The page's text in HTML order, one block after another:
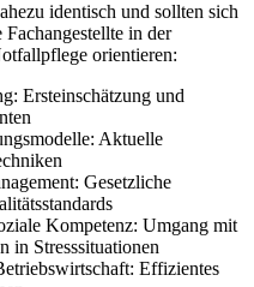
identisch und sollten sich
in der
orientieren:
Ersteinschätzung und
Aktuelle
Gesetzliche
Kompetenz: Umgang mit
in Stresssituationen
Effizientes